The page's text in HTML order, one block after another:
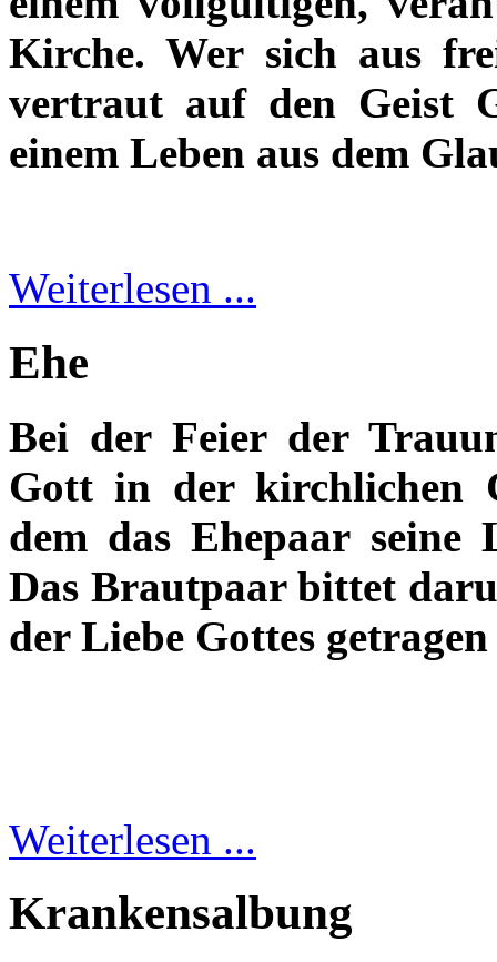
Kirche. Wer sich aus
vertraut auf den Geist
einem Leben aus dem
Weiterlesen ...
Ehe
Bei der Feier der
Gott in der kirchlichen
dem das Ehepaar seine
Das Brautpaar bittet
der Liebe Gottes
Weiterlesen ...
Krankensalbung